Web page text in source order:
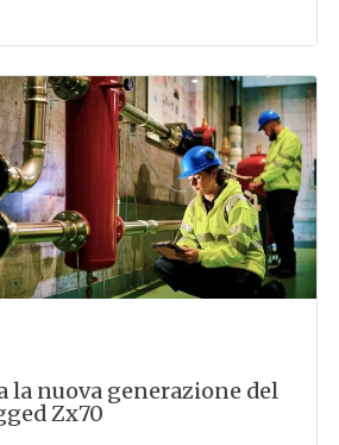
la nuova generazione del
Zx70